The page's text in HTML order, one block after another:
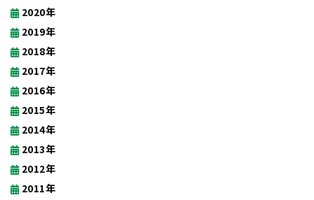
2020年
2019年
2018年
2017年
2016年
2015年
2014年
2013年
2012年
2011年